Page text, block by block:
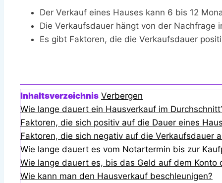
Der Verkauf eines Hauses kann 6 bis 12
Die Verkaufsdauer hängt von der Nachfrage
Es gibt Faktoren, die die Verkaufsdauer
Inhaltsverzeichnis Verbergen
Wie lange dauert ein Hausverkauf im
Faktoren, die sich positiv auf die Dauer eines
Faktoren, die sich negativ auf die Verkaufsdauer
Wie lange dauert es vom Notartermin bis zur
Wie lange dauert es, bis das Geld auf dem Konto
Wie kann man den Hausverkauf beschleunigen?